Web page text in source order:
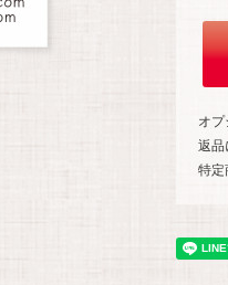
オプ
返品
特定